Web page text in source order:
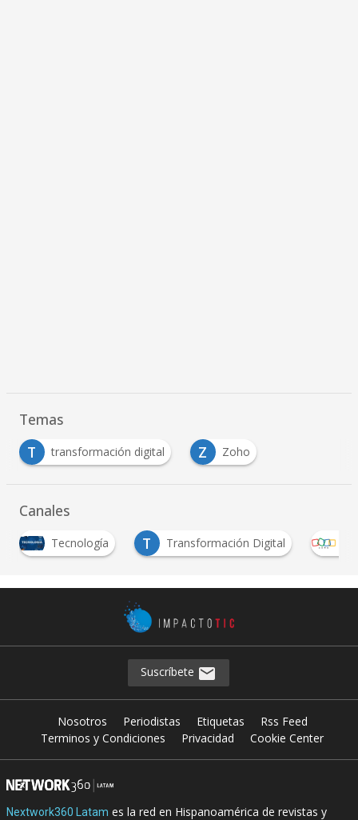
Temas
T
transformación digital Z
Zoho
Canales
Tecnología T Transformación Digital
Suscríbete
Nosotros Periodistas Etiquetas
Rss Feed
Terminos y Condiciones
Privacidad Cookie Center
Nextwork360 Latam es la red en Hispanoamérica de revistas y